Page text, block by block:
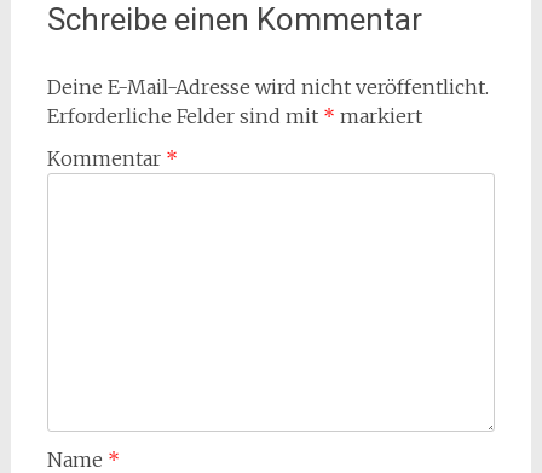
Schreibe einen Kommentar
Deine E-Mail-Adresse wird nicht veröffentlicht.
Erforderliche Felder sind mit * markiert
Kommentar *
Name *